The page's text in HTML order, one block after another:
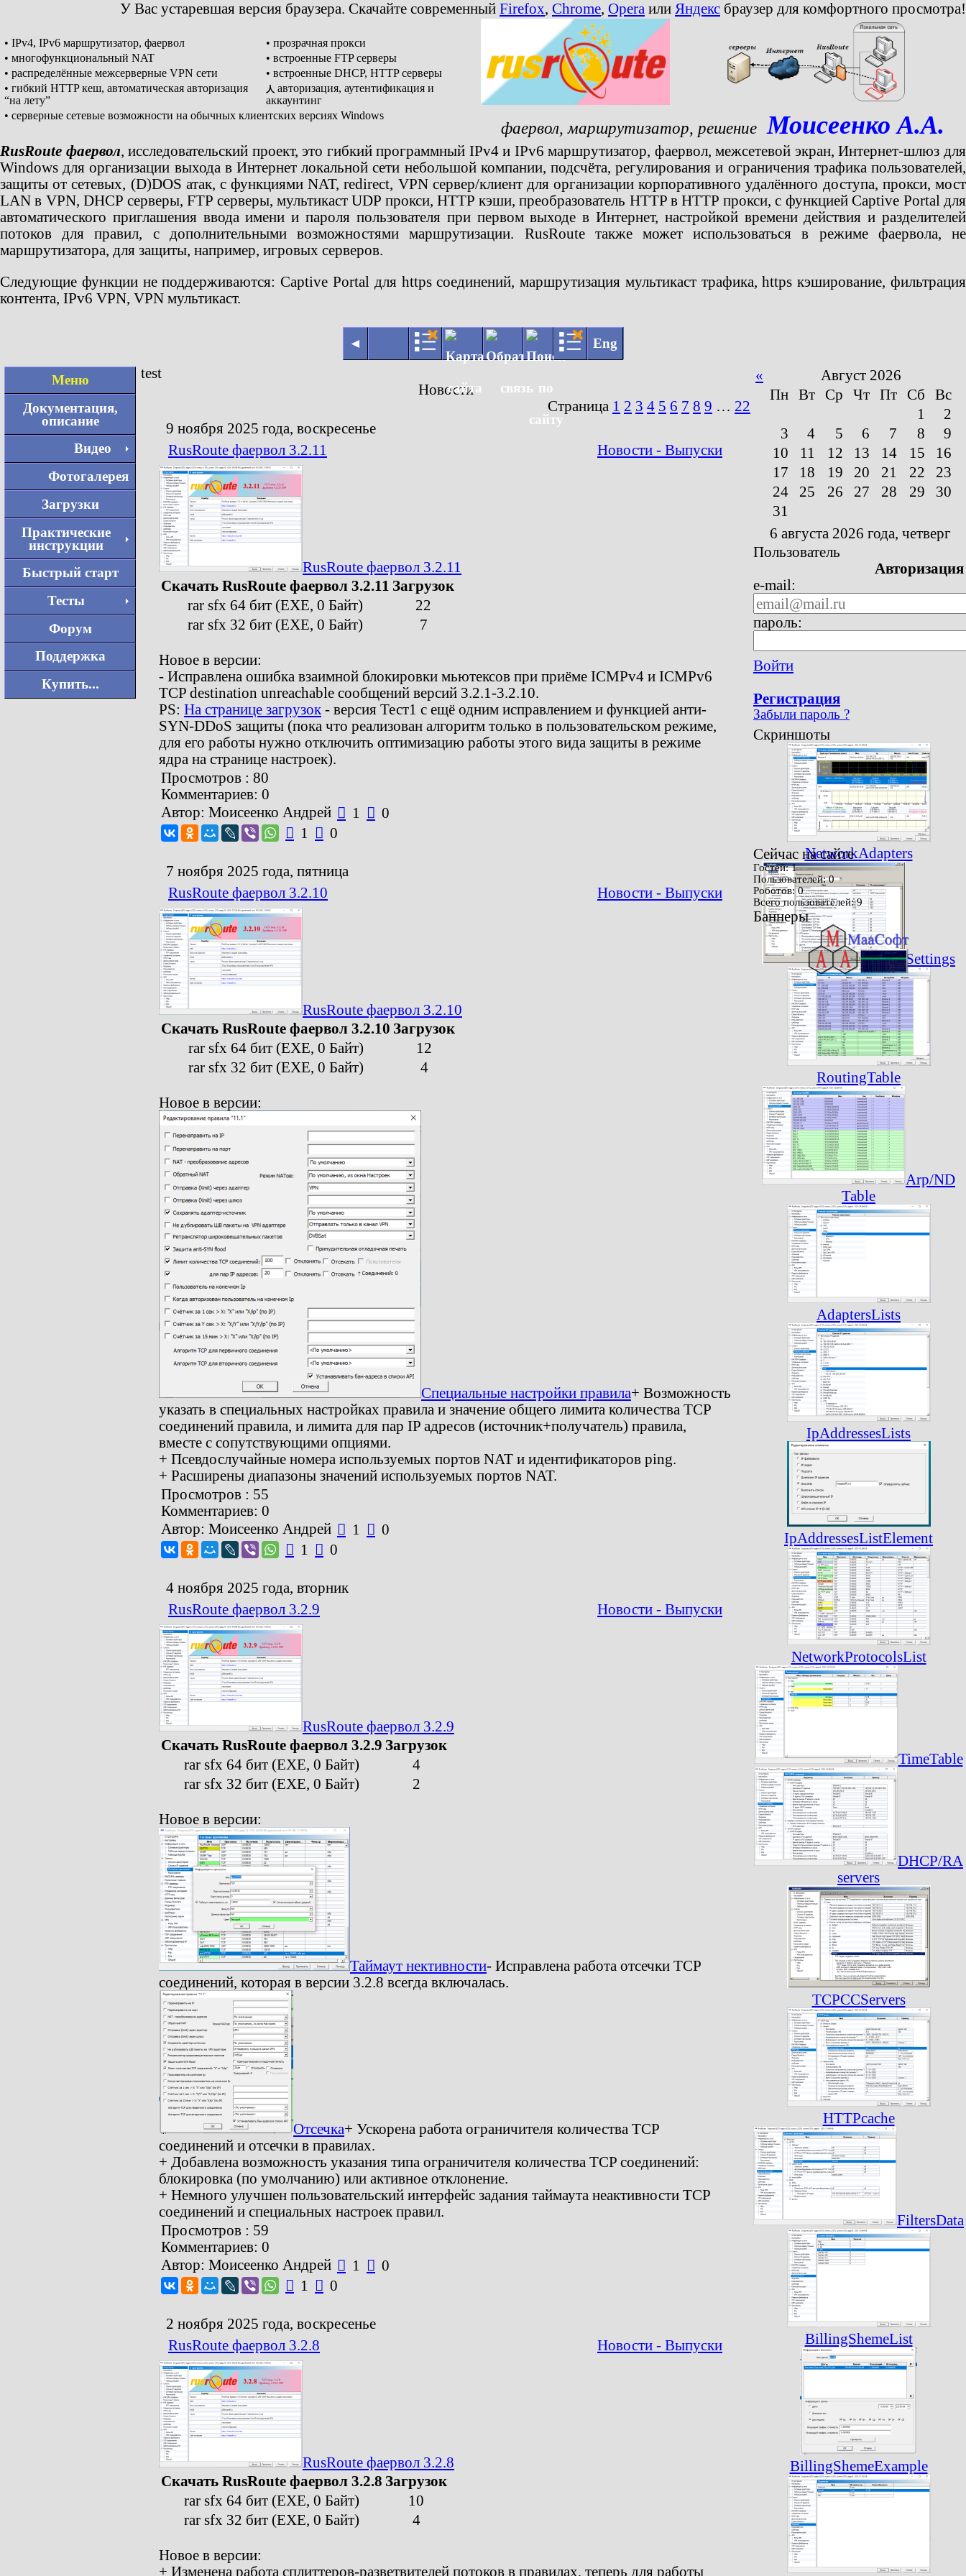
У Вас устаревшая версия браузера. Скачайте современный Firefox, Chrome, Opera или Яндекс браузер для комфортного просмотра!
• IPv4, IPv6 маршрутизатор, фаервол
• прозрачная прокси
• многофункциональный NAT
• встроенные FTP серверы
• распределённые межсерверные VPN сети
• встроенные DHCP, HTTP серверы
• гибкий HTTP кеш, автоматическая авторизация
“на лету”
人 авторизация, аутентификация и
аккаунтинг
• серверные сетевые возможности на обычных клиентских версиях Windows
фаервол, маршрутизатор, решение Моисеенко А.А.
RusRoute фаервол, исследовательский проект, это гибкий программный IPv4 и IPv6 маршрутизатор, фаервол, межсетевой экран, Интернет-шлюз для
Windows для организации выхода в Интернет локальной сети небольшой компании, подсчёта, регулирования и ограничения трафика пользователей,
защиты от сетевых, (D)DOS атак, с функциями NAT, redirect, VPN сервер/клиент для организации корпоративного удалённого доступа, прокси, мост
LAN в VPN, DHCP серверы, FTP серверы, мультикаст UDP прокси, HTTP кэши, преобразователь HTTP в HTTP прокси, с функцией Captive Portal для
автоматического приглашения ввода имени и пароля пользователя при первом выходе в Интернет, настройкой времени действия и разделителей
потоков для правил, с дополнительными возможностями маршрутизации. RusRoute также может использоваться в режиме фаервола, не
маршрутизатора, для защиты, например, игровых серверов.
Следующие функции не поддерживаются: Captive Portal для https соединений, маршрутизация мультикаст трафика, https кэширование, фильтрация
контента, IPv6 VPN, VPN мультикаст.
◄ Eng
Меню
Документация,
описание
Видео
Фотогалерея
Загрузки
Практические
инструкции
Быстрый старт
Тесты
Форум
Поддержка
Купить...
test
Новости
Страница 1 2 3 4 5 6 7 8 9
22
9 ноября 2025 года, воскресенье
RusRoute фаервол 3.2.11
Новости - Выпуски
RusRoute фаервол 3.2.11
Скачать RusRoute фаервол 3.2.11 Загрузок
rar sfx 64 бит (EXE, 0 Байт)
22
rar sfx 32 бит (EXE, 0 Байт)
7
Новое в версии:
- Исправлена ошибка взаимной блокировки мьютексов при приёме ICMPv4 и ICMPv6
TCP destination unreachable сообщений версий 3.2.1-3.2.10.
PS: На странице загрузок - версия Тест1 с ещё одним исправлением и функцией анти-
SYN-DDoS защиты (пока что реализован алгоритм только в пользовательском режиме,
для его работы нужно отключить оптимизацию работы этого вида защиты в режиме
ядра на странице настроек).
Просмотров : 80
Комментариев: 0
Автор: Моисеенко Андрей  1  0
 1  0
7 ноября 2025 года, пятница
RusRoute фаервол 3.2.10
Новости - Выпуски
RusRoute фаервол 3.2.10
Скачать RusRoute фаервол 3.2.10 Загрузок
rar sfx 64 бит (EXE, 0 Байт)
12
rar sfx 32 бит (EXE, 0 Байт)
4
Новое в версии:
Специальные настройки правила+ Возможность
указать в специальных настройках правила и значение общего лимита количества TCP
соединений правила, и лимита для пар IP адресов (источник+получатель) правила,
вместе с сопутствующими опциями.
+ Псевдослучайные номера используемых портов NAT и идентификаторов ping.
+ Расширены диапазоны значений используемых портов NAT.
Просмотров : 55
Комментариев: 0
Автор: Моисеенко Андрей  1  0
 1  0
4 ноября 2025 года, вторник
RusRoute фаервол 3.2.9
Новости - Выпуски
RusRoute фаервол 3.2.9
Скачать RusRoute фаервол 3.2.9 Загрузок
rar sfx 64 бит (EXE, 0 Байт)
4
rar sfx 32 бит (EXE, 0 Байт)
2
Новое в версии:
Таймаут нективности- Исправлена работа отсечки TCP
соединений, которая в версии 3.2.8 всегда включалась.
Отсечка+ Ускорена работа ограничителя количества TCP
соединений и отсечки в правилах.
+ Добавлена возможность указания типа ограничителя количества TCP соединений:
блокировка (по умолчанию) или активное отклонение.
+ Немного улучшен пользовательский интерфейс задания таймаута неактивности TCP
соединений и специальных настроек правил.
Просмотров : 59
Комментариев: 0
Автор: Моисеенко Андрей  1  0
 1  0
2 ноября 2025 года, воскресенье
RusRoute фаервол 3.2.8
Новости - Выпуски
RusRoute фаервол 3.2.8
Скачать RusRoute фаервол 3.2.8 Загрузок
rar sfx 64 бит (EXE, 0 Байт)
10
rar sfx 32 бит (EXE, 0 Байт)
4
Новое в версии:
+ Изменена работа сплиттеров-разветвителей потоков в правилах, теперь для работы
«
Август 2026
Пн
Вт Ср Чт Пт Сб
Вс
1
2
3
4 5 6 7 8
9
10
11 12 13 14 15
16
17
18 19 20 21 22
23
24
25 26 27 28 29
30
31
6 августа 2026 года, четверг
Пользователь
Авторизация
e-mail:
пароль:
Войти
Регистрация
Забыли пароль ?
Скриншоты
NetworkAdapters
Settings
RoutingTable
Arp/ND
Table
AdaptersLists
IpAddressesLists
IpAddressesListElement
NetworkProtocolsList
TimeTable
DHCP/RA
servers
TCPCCServers
HTTPcache
FiltersData
BillingShemeList
BillingShemeExample
Сейчас на сайте
Гостей: 1
Пользователей: 0
Роботов: 0
Всего пользователей: 9
Баннеры